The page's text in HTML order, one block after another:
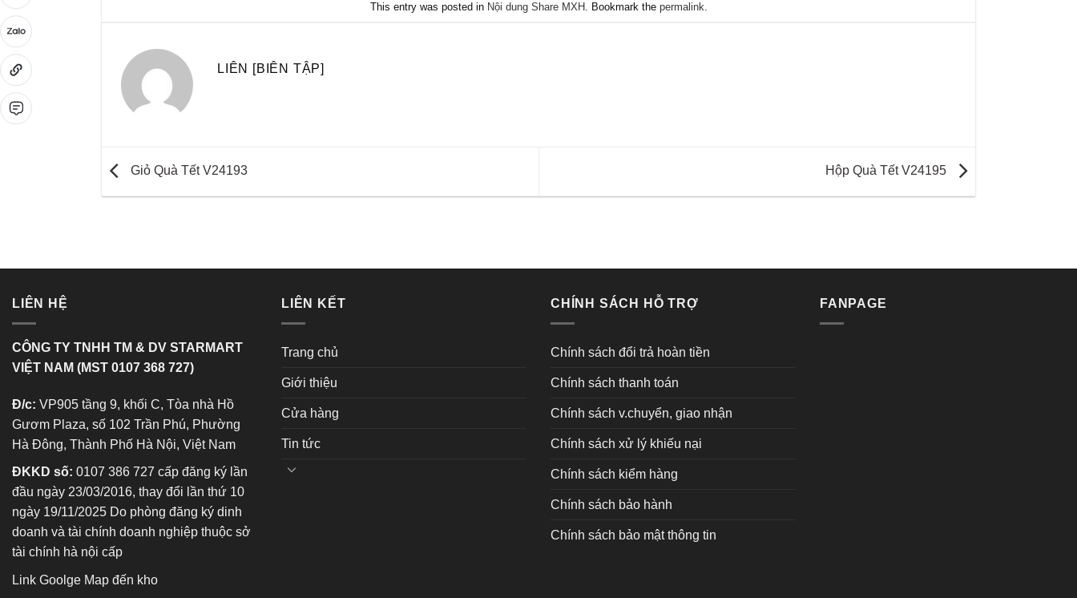
This entry was posted in Nội dung Share MXH . Bookmark the permalink.
LIÊN [BIÊN TẬP]
Giỏ Quà Tết V24193 Hộp Quà Tết V24195
LIÊN HỆ
CÔNG TY TNHH TM & DV STARMART
VIỆT NAM (MST 0107 368 727)
Đ/c: VP905 tầng 9, khối C, Tòa nhà Hồ
Gươm Plaza, số 102 Trần Phú, Phường
Hà Đông, Thành Phố Hà Nội, Việt Nam
ĐKKD số: 0107 386 727 cấp đăng ký lần
đầu ngày 23/03/2016, thay đổi lần thứ 10
ngày 19/11/2025 Do phòng đăng ký dinh
doanh và tài chính doanh nghiệp thuộc sở
tài chính hà nội cấp
Link Goolge Map đến kho
LIÊN KẾT
Trang chủ
Giới thiệu
Cửa hàng
Tin tức
CHÍNH SÁCH HỖ TRỢ
Chính sách đổi trả hoàn tiền
Chính sách thanh toán
Chính sách v.chuyển, giao nhận
Chính sách xử lý khiếu nại
Chính sách kiểm hàng
Chính sách bảo hành
Chính sách bảo mật thông tin
FANPAGE